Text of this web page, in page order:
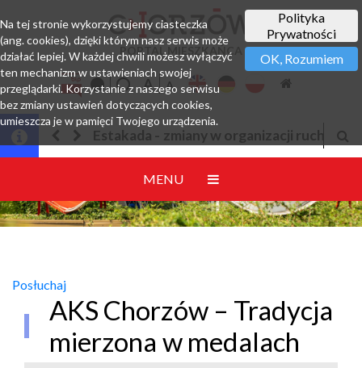
PORTAL MIESZKAŃCA
w organizacji ruchuJesteśmy w EZD
MENU
Posłuchaj
AKS Chorzów – Tradycja
mierzona w medalach
Polityka
Prywatności
OK, Rozumiem
Na tej stronie wykorzystujemy ciasteczka
(ang. cookies), dzięki którym nasz serwis może
działać lepiej. W każdej chwili możesz wyłączyć
ten mechanizm w ustawieniach swojej
przeglądarki. Korzystanie z naszego serwisu
bez zmiany ustawień dotyczących cookies,
umieszcza je w pamięci Twojego urządzenia.